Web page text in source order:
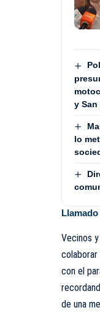
y San
lo
Vecinos
colaborar
con el
de una